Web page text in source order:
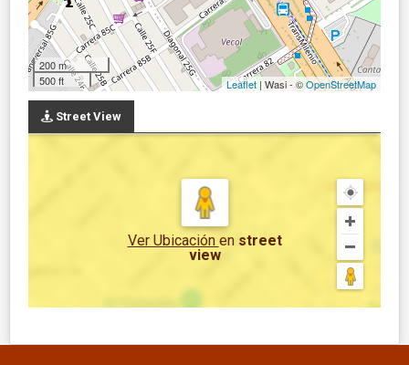
200 m
500 ft
Leaflet | Wasi - ©OpenStreetMap
Street View
Ver Ubicación en street
view